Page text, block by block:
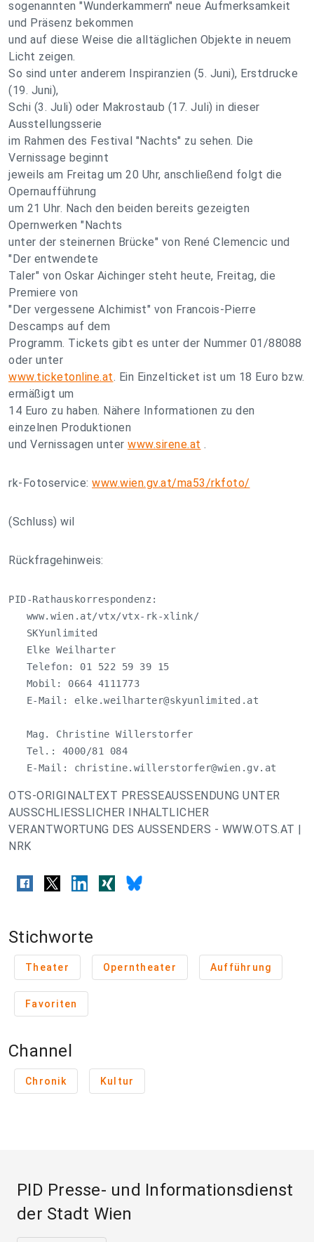
sogenannten "Wunderkammern" neue Aufmerksamkeit
und Präsenz bekommen
und auf diese Weise die alltäglichen Objekte in neuem
Licht zeigen.
So sind unter anderem Inspiranzien (5. Juni), Erstdrucke
(19. Juni),
Schi (3. Juli) oder Makrostaub (17. Juli) in dieser
Ausstellungsserie
im Rahmen des Festival "Nachts" zu sehen. Die
Vernissage beginnt
jeweils am Freitag um 20 Uhr, anschließend folgt die
Opernaufführung
um 21 Uhr. Nach den beiden bereits gezeigten
Opernwerken "Nachts
unter der steinernen Brücke" von René Clemencic und
"Der entwendete
Taler" von Oskar Aichinger steht heute, Freitag, die
Premiere von
"Der vergessene Alchimist" von Francois-Pierre
Descamps auf dem
Programm. Tickets gibt es unter der Nummer 01/88088
oder unter
www.ticketonline.at. Ein Einzelticket ist um 18 Euro bzw.
ermäßigt um
14 Euro zu haben. Nähere Informationen zu den
einzelnen Produktionen
und Vernissagen unter www.sirene.at .
rk-Fotoservice: www.wien.gv.at/ma53/rkfoto/
(Schluss) wil
Rückfragehinweis:
PID-Rathauskorrespondenz:
   www.wien.at/vtx/vtx-rk-xlink/
   SKYunlimited
   Elke Weilharter
   Telefon: 01 522 59 39 15
   Mobil: 0664 4111773
   E-Mail:
elke.weilharter@skyunlimited.at
   Mag. Christine Willerstorfer
   Tel.: 4000/81 084
   E-Mail:
christine.willerstorfer@wien.gv.at
OTS-ORIGINALTEXT PRESSEAUSSENDUNG UNTER
AUSSCHLIESSLICHER INHALTLICHER
VERANTWORTUNG DES AUSSENDERS - WWW.OTS.AT |
NRK
Stichworte
Theater Operntheater Aufführung
Favoriten
Channel
Chronik Kultur
PID Presse- und Informationsdienst
der Stadt Wien